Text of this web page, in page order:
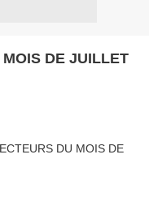
DE JUILLET